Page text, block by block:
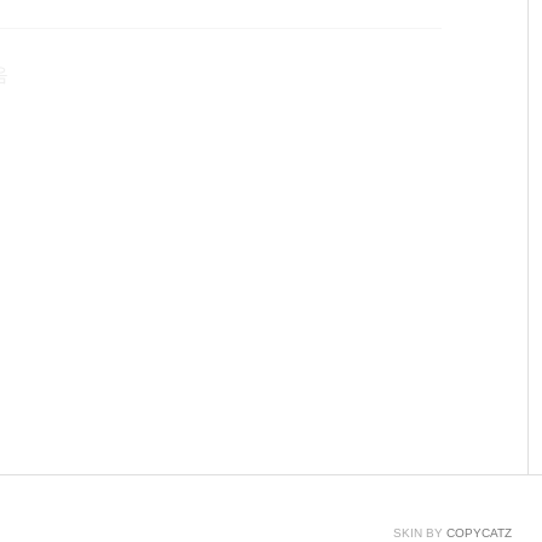
SKIN BY COPYCATZ